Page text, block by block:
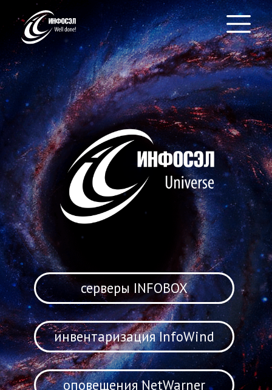
инвентаризация InfoWind
оповещения NetWarner
аутентификация InfoOTP
серверы INFOBOX